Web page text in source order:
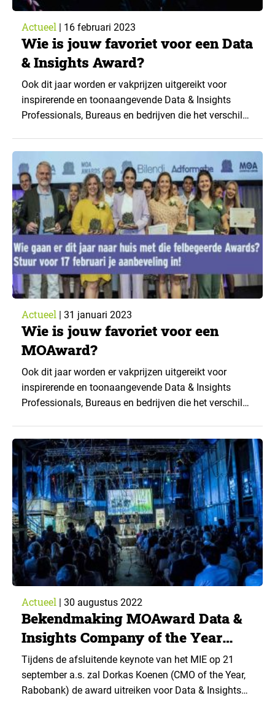
Actueel | 16 februari 2023
Wie is jouw favoriet voor een Data
& Insights Award?
Ook dit jaar worden er vakprijzen uitgereikt voor
inspirerende en toonaangevende Data & Insights
Professionals, Bureaus en bedrijven die het verschil
februari, bekend zijn. Help je favoriet aan een plaats
op de shortlist! Op moawards.nl vind...
Actueel | 31 januari 2023
Wie is jouw favoriet voor een
MOAward?
Ook dit jaar worden er vakprijzen uitgereikt voor
inspirerende en toonaangevende Data & Insights
Professionals, Bureaus en bedrijven die het verschil
shortlist van genomineerden komen. Op moawards.nl
vind je alle informatie voor de selectieprocedure.
Noteer...
Actueel | 30 augustus 2022
Bekendmaking MOAward Data &
Insights Company of the Year
tijdens MIE
Tijdens de afsluitende keynote van het MIE op 21
september a.s. zal Dorkas Koenen (CMO of the Year,
Rabobank) de award uitreiken voor Data & Insights